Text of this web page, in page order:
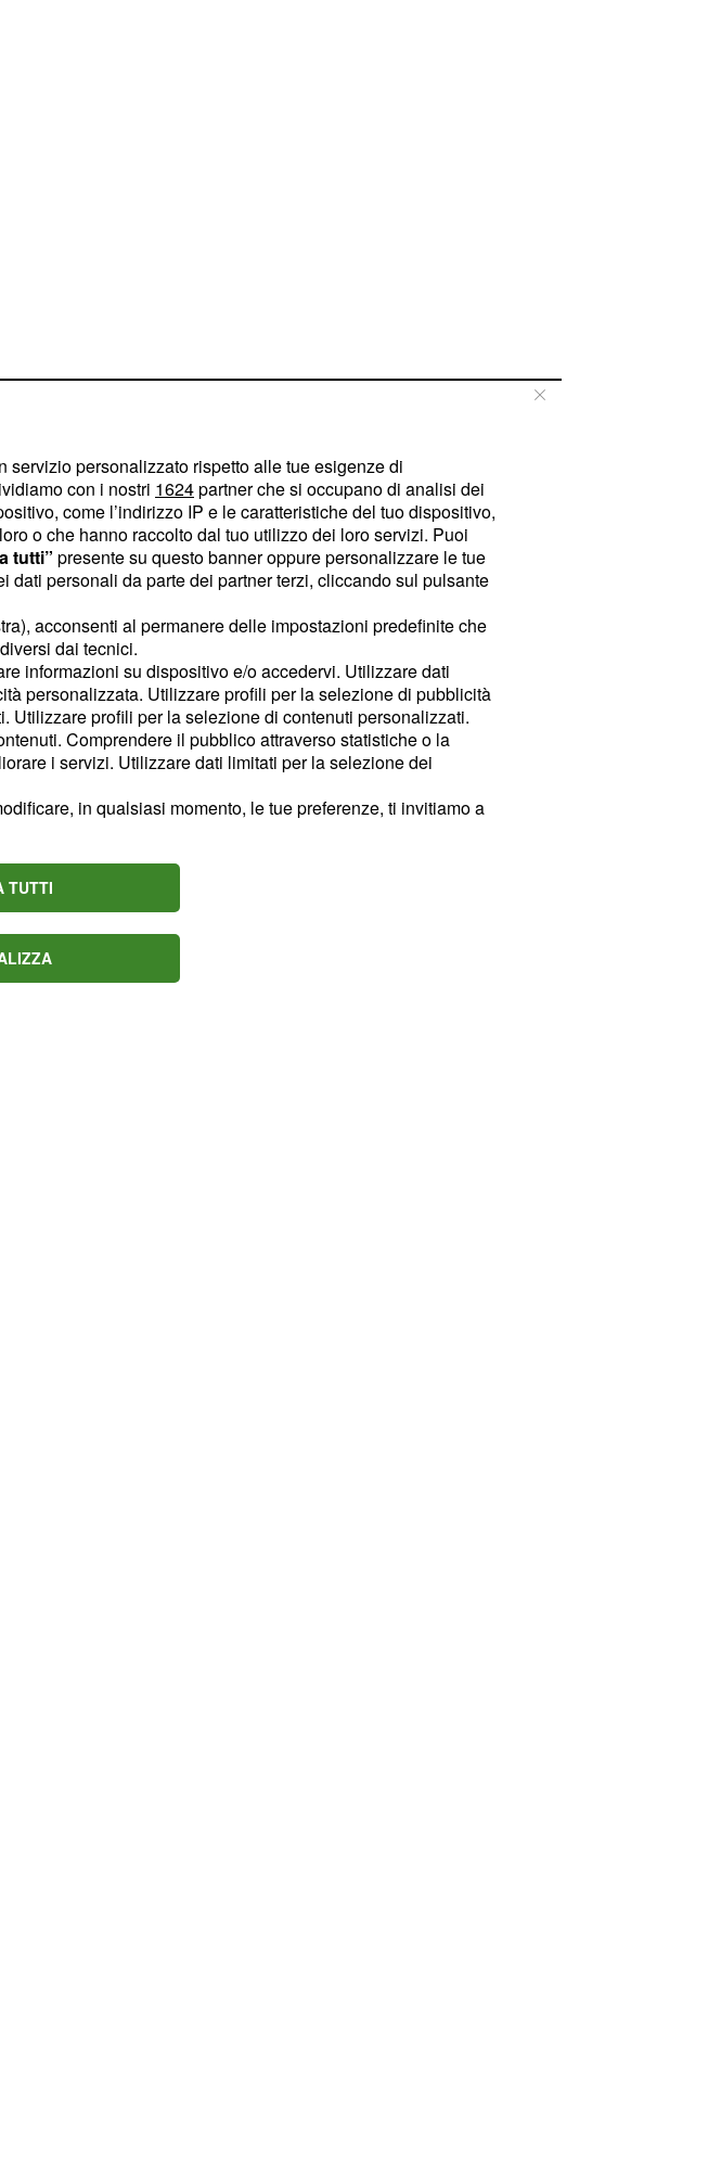
personalizzato rispetto alle tue esigenze di
con i nostri 1624partner che si occupano di analisi dei
come l’indirizzo IP e le caratteristiche del tuo dispositivo,
o che hanno raccolto dal tuo utilizzo dei loro servizi. Puoi
tutti” presente su questo banner oppure personalizzare le tue
personali da parte dei partner terzi, cliccando sul pulsante
acconsenti al permanere delle impostazioni predefinite che
dai tecnici.
informazioni su dispositivo e/o accedervi. Utilizzare dati
personalizzata. Utilizzare profili per la selezione di pubblicità
profili per la selezione di contenuti personalizzati.
Comprendere il pubblico attraverso statistiche o la
i servizi. Utilizzare dati limitati per la selezione dei
in qualsiasi momento, le tue preferenze, ti invitiamo a
TUTTI